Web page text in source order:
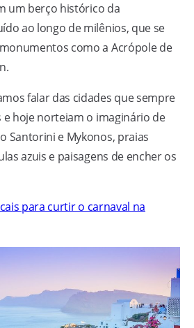
um berço histórico da
ao longo de milênios, que se
como a Acrópole de
falar das cidades que sempre
e hoje norteiam o imaginário de
Santorini e Mykonos, praias
azuis e paisagens de encher os
para curtir o carnaval na